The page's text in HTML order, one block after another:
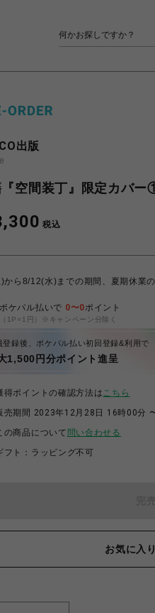
出版
空間装丁』限定カバー
税込
から8/12(水)までの期間、夏期休業
ポケパル払いで 0〜0ポイント
（1P=1円）※キャンペーン分除く
登録後、ポケパル払い初回登録&利用で
1,500円分ポイント進呈
得ポイントの確認方法はこちら
売期間 2023年12月28日 16時00分
の商品について 問い合わせる
フト：ラッピング不可
お気に入